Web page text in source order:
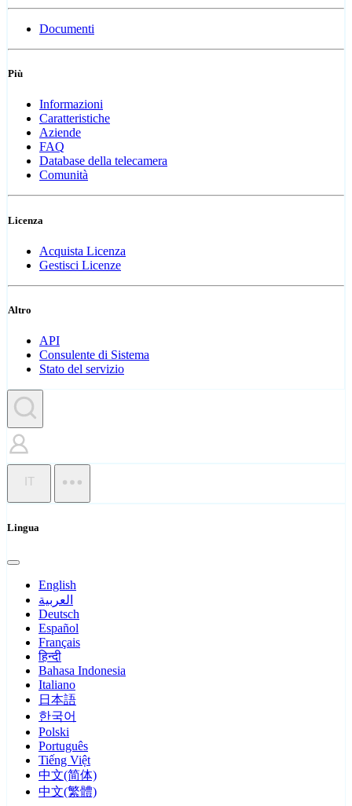
Documenti
Più
Informazioni
Caratteristiche
Aziende
FAQ
Database della telecamera
Comunità
Licenza
Acquista Licenza
Gestisci Licenze
Altro
API
Consulente di Sistema
Stato del servizio
IT
Lingua
English
العربية
Deutsch
Español
Français
हिन्दी
Bahasa Indonesia
Italiano
日本語
한국어
Polski
Português
Tiếng Việt
中文(简体)
中文(繁體)